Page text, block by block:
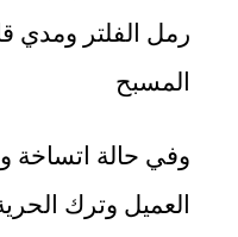
رمل الفلتر ومدي
المسبح
وفي حالة اتساخة
العميل وترك